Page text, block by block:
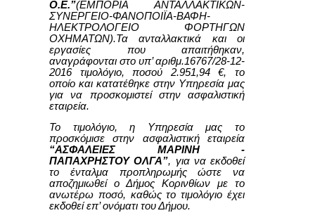
Ο.Ε.”(ΕΜΠΟΡΙΑ ΑΝΤΑΛΛΑΚΤΙΚΩΝ-
ΣΥΝΕΡΓΕΙΟ-ΦΑΝΟΠΟΙΪΑ-ΒΑΦΗ-
ΗΛΕΚΤΡΟΛΟΓΕΙΟ ΦΟΡΤΗΓΩΝ
ΟΧΗΜΑΤΩΝ).Τα ανταλλακτικά και οι
εργασίες που απαιτήθηκαν,
αναγράφονται στο υπ’ αριθμ.16767/28-12-
2016 τιμολόγιο, ποσού 2.951,94€, το
οποίο και κατατέθηκε στην Υπηρεσία μας
για να προσκομιστεί στην ασφαλιστική
εταιρεία.
Το τιμολόγιο, η Υπηρεσία μας το
προσκόμισε στην ασφαλιστική εταιρεία
“ΑΣΦΑΛΕΙΕΣ ΜΑΡΙΝΗ -
ΠΑΠΑΧΡΗΣΤΟΥ ΟΛΓΑ”, για να εκδοθεί
το ένταλμα προπληρωμής ώστε να
αποζημιωθεί ο Δήμος Κορινθίων με το
ανωτέρω ποσό, καθώς το τιμολόγιο έχει
εκδοθεί επ’ ονόματι του Δήμου.